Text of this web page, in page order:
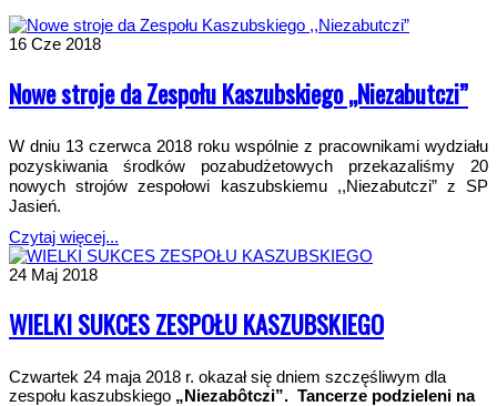
16 Cze 2018
Nowe stroje da Zespołu Kaszubskiego ,,Niezabutczi”
W dniu 13 czerwca 2018 roku wspólnie z pracownikami wydziału
pozyskiwania środków pozabudżetowych przekazaliśmy 20
nowych strojów zespołowi kaszubskiemu ,,Niezabutczi” z SP
Jasień.
Czytaj więcej...
24 Maj 2018
WIELKI SUKCES ZESPOŁU KASZUBSKIEGO
Czwartek 24 maja 2018 r. okazał się dniem szczęśliwym dla
zespołu kaszubskiego „Niezabôtczi”. Tancerze podzieleni na